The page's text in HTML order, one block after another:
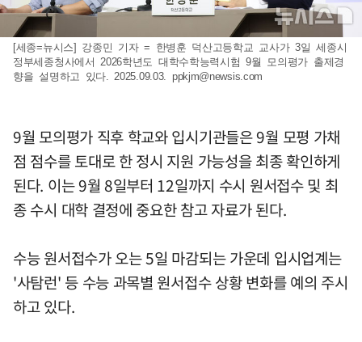
[세종=뉴시스] 강종민 기자 = 한병훈 덕산고등학교 교사가 3일 세종시
정부세종청사에서 2026학년도 대학수학능력시험 9월 모의평가 출제경
향을 설명하고 있다. 2025.09.03. ppkjm@newsis.com
9월 모의평가 직후 학교와 입시기관들은 9월 모평 가채
점 점수를 토대로 한 정시 지원 가능성을 최종 확인하게
된다. 이는 9월 8일부터 12일까지 수시 원서접수 및 최
종 수시 대학 결정에 중요한 참고 자료가 된다.
수능 원서접수가 오는 5일 마감되는 가운데 입시업계는
'사탐런' 등 수능 과목별 원서접수 상황 변화를 예의 주시
하고 있다.